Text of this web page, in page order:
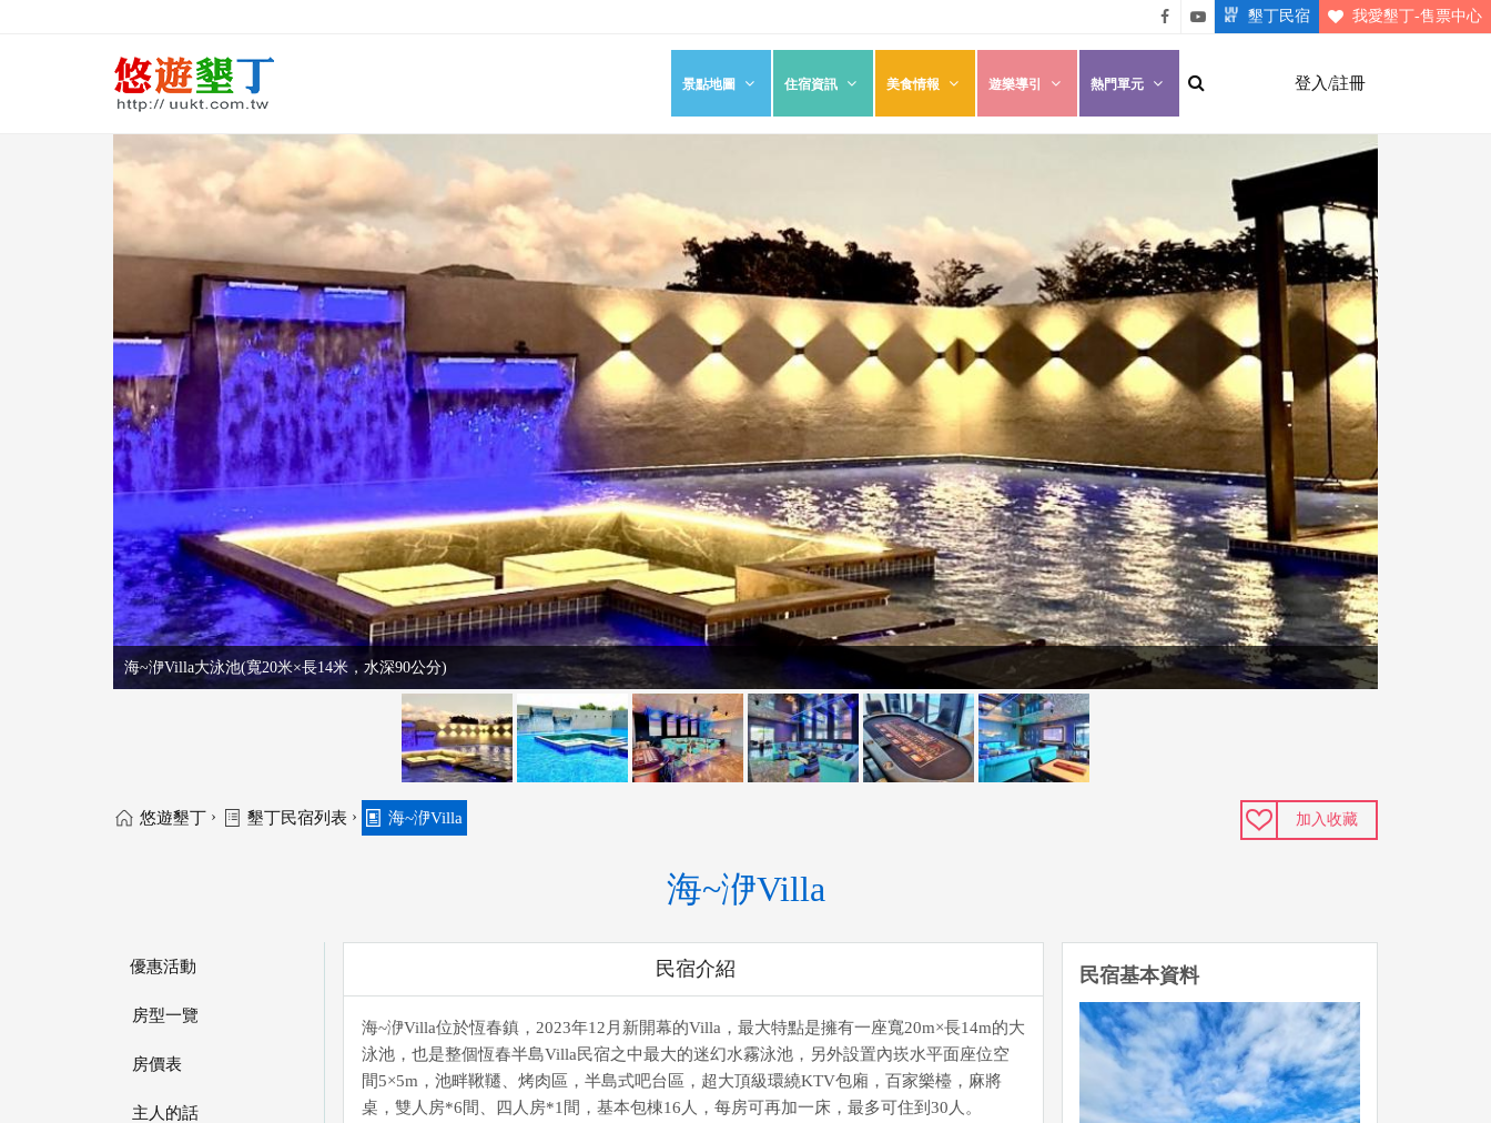
悠遊
墾丁
粉絲
墾丁
墾丁民宿 我愛墾丁-售票中心
登入/註冊
景點地圖 住宿資訊 美食情報 遊樂導引 熱門單元
海~洢Villa大泳池(寬20米×長14米，水深90公分)
悠遊墾丁 › 墾丁民宿列表 › 海~洢Villa 加入收藏
海~洢Villa
優惠活動
房型一覽
房價表
主人的話
民宿介紹
海~洢Villa位於恆春鎮，2023年12月新開幕的Villa，最大特點是擁有一座寬20m×長14m的大
泳池，也是整個恆春半島Villa民宿之中最大的迷幻水霧泳池，另外設置內崁水平面座位空
間5×5m，池畔鞦韆、烤肉區，半島式吧台區，超大頂級環繞KTV包廂，百家樂檯，麻將
桌，雙人房*6間、四人房*1間，基本包棟16人，每房可再加一床，最多可住到30人。
民宿基本資料